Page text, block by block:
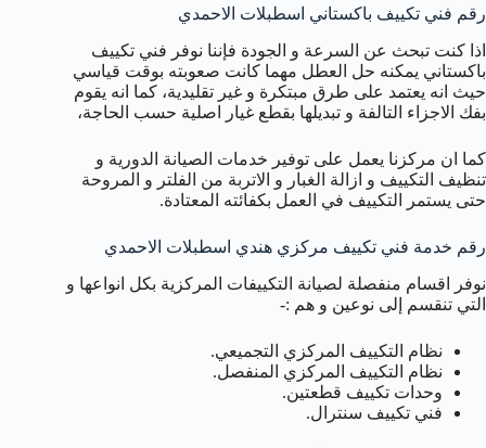
رقم فني تكييف باكستاني اسطبلات الاحمدي
اذا كنت تبحث عن السرعة و الجودة فإننا نوفر فني تكييف
باكستاني يمكنه حل العطل مهما كانت صعوبته بوقت قياسي
حيث انه يعتمد على طرق مبتكرة و غير تقليدية، كما انه يقوم
بفك الاجزاء التالفة و تبديلها بقطع غيار اصلية حسب الحاجة،
كما ان مركزنا يعمل على توفير خدمات الصيانة الدورية و
تنظيف التكييف و ازالة الغبار و الاتربة من الفلتر و المروحة
حتى يستمر التكييف في العمل بكفائته المعتادة.
رقم خدمة فني تكييف مركزي هندي اسطبلات الاحمدي
نوفر اقسام منفصلة لصيانة التكييفات المركزية بكل انواعها و
التي تنقسم إلى نوعين و هم :-
نظام التكييف المركزي التجميعي.
نظام التكييف المركزي المنفصل.
وحدات تكييف قطعتين.
فني تكييف سنترال.